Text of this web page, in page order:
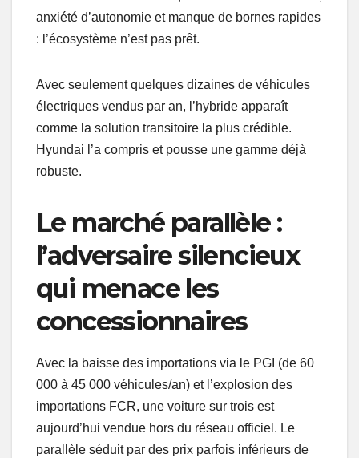
anxiété d’autonomie et manque de bornes rapides
: l’écosystème n’est pas prêt.
Avec seulement quelques dizaines de véhicules
électriques vendus par an, l’hybride apparaît
comme la solution transitoire la plus crédible.
Hyundai l’a compris et pousse une gamme déjà
robuste.
Le marché parallèle :
l’adversaire silencieux
qui menace les
concessionnaires
Avec la baisse des importations via le PGI (de 60
000 à 45 000 véhicules/an) et l’explosion des
importations FCR, une voiture sur trois est
aujourd’hui vendue hors du réseau officiel. Le
parallèle séduit par des prix parfois inférieurs de